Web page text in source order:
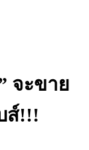
จะขาย
ส์!!!